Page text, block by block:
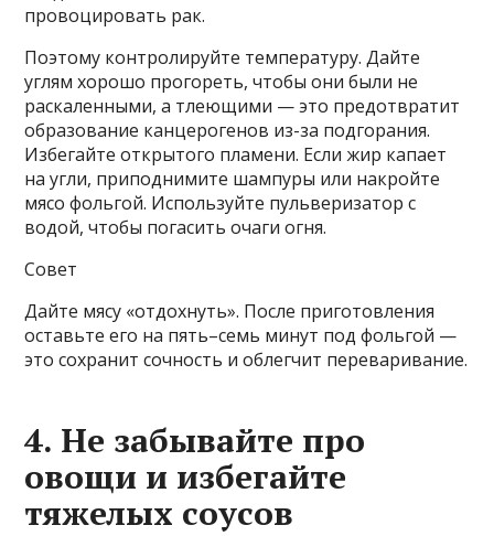
провоцировать рак.
Поэтому контролируйте температуру. Дайте
углям хорошо прогореть, чтобы они были не
раскаленными, а тлеющими — это предотвратит
образование канцерогенов из-за подгорания.
Избегайте открытого пламени. Если жир капает
на угли, приподнимите шампуры или накройте
мясо фольгой. Используйте пульверизатор с
водой, чтобы погасить очаги огня.
Совет
Дайте мясу «отдохнуть». После приготовления
оставьте его на пять–семь минут под фольгой —
это сохранит сочность и облегчит переваривание.
4. Не забывайте про
овощи и избегайте
тяжелых соусов